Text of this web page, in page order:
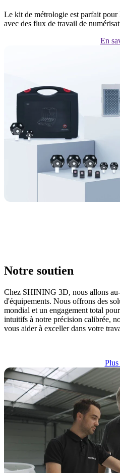
Le kit de métrologie est parfait pour
avec des flux de travail de
En
Notre soutien
Chez SHINING 3D, nous allons
d'équipements. Nous offrons des
mondial et un engagement total
intuitifs à notre précision calibrée,
vous aider à exceller dans votre